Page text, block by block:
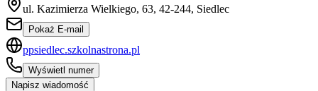
ul. Kazimierza Wielkiego, 63, 42-244, Siedlec
Pokaż E-mail
ppsiedlec.szkolnastrona.pl
Wyświetl numer
Napisz wiadomość